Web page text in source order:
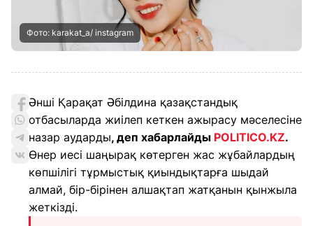
Фото: karakat_a/ instagram
Әнші Қарақат Әбілдина қазақстандық
отбасыларда жиілеп кеткен ажырасу мәселесіне
назар аударды, деп хабарлайды POLITICO.KZ.
Өнер иесі шаңырақ көтерген жас жұбайлардың
көпшілігі тұрмыстық қиындықтарға шыдай
алмай, бір-бірінен алшақтап жатқанын қынжыла
жеткізді.